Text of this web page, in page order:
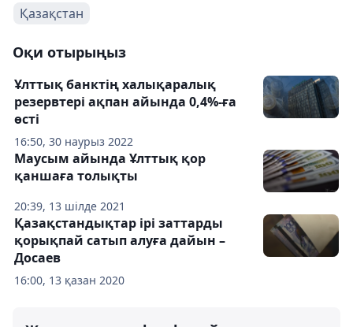
Қазақстан
Оқи отырыңыз
16:50, 30 наурыз 2022
Ұлттық банктің халықаралық
резервтері ақпан айында 0,4%-ға
өсті
20:39, 13 шілде 2021
Маусым айында Ұлттық қор
қаншаға толықты
16:00, 13 қазан 2020
Қазақстандықтар ірі заттарды
қорықпай сатып алуға дайын –
Досаев